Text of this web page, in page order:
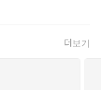
더보기